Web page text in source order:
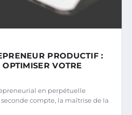
PRODUCTIF :
VOTRE
en perpétuelle
compte, la maîtrise de la